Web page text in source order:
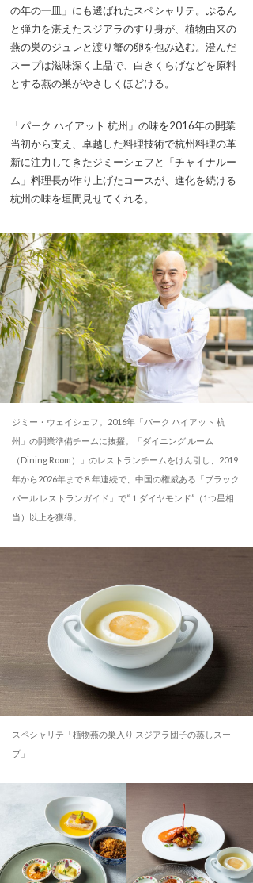
の年の一皿」にも選ばれたスペシャリテ。ぷるん
と弾力を湛えたスジアラのすり身が、植物由来の
燕の巣のジュレと渡り蟹の卵を包み込む。澄んだ
スープは滋味深く上品で、白きくらげなどを原料
とする燕の巣がやさしくほどける。
「パーク ハイアット 杭州」の味を2016年の開業
当初から支え、卓越した料理技術で杭州料理の革
新に注力してきたジミーシェフと「チャイナルー
ム」料理長が作り上げたコースが、進化を続ける
杭州の味を垣間見せてくれる。
ジミー・ウェイシェフ。2016年「パーク ハイアット 杭
州」の開業準備チームに抜擢。「ダイニング ルーム
（Dining Room）」のレストランチームをけん引し、2019
年から2026年まで８年連続で、中国の権威ある「ブラック
パール レストランガイド」で“１ダイヤモンド”（1つ星相
当）以上を獲得。
スペシャリテ「植物燕の巣入り スジアラ団子の蒸しスー
プ」